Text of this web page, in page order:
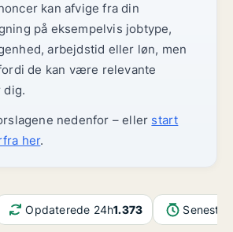
kan afvige fra din
på eksempelvis jobtype,
arbejdstid eller løn, men
de kan være relevante
dig.
nedenfor – eller start
her.
Opdaterede 24h1.373 Seneste